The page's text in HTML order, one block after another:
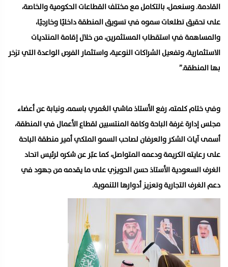
القادمة. وسنعمل، بالتكامل مع مختلف القطاعات الحكومية والخاصة،
على تحقيق تطلعات سموه في تسويق المنطقة داخليًا وخارجيًا،
والمساهمة في استقطاب المستثمرين، من خلال إقامة المنتديات
الاستثمارية، وتفعيل الشراكات النوعية، واستثمار الفرص الواعدة التي تزخر
بها المنطقة.”
وفي ختام كلمته، رفع الأستاذ ماشي العُمري باسمه، ونيابة عن أعضاء
مجلس إدارة غرفة الباحة وكافة المنتسبين لقطاع الأعمال في المنطقة،
أسمى آيات الشكر والعرفان لصاحب السمو الملكي أمير منطقة الباحة
على رعايته الكريمة ودعمه المتواصل، كما عبّر عن شكره لرئيس اتحاد
الغرف السعودية الأستاذ حسن الحويزي على ما يقدمه من جهود في
دعم الغرف التجارية وتعزيز أدوارها التنموية.